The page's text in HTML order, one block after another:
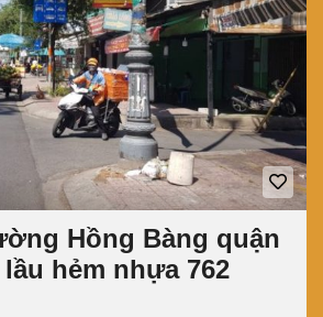
Hồng Bàng quận
lầu hẻm nhựa 762